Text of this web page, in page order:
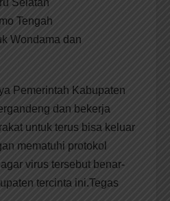
Selatan
Tengah
Wondama dan
Pemerintah Kabupaten
dan bekerja
untuk terus bisa keluar
mematuhi protokol
virus tersebut benar-
tercinta ini.Tegas